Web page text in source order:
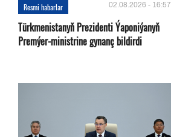
Resmi habarlar 02.08.2026 - 16:57
Türkmenistanyň Prezidenti Ýaponiýanyň
Premýer-ministrine gynanç bildirdi